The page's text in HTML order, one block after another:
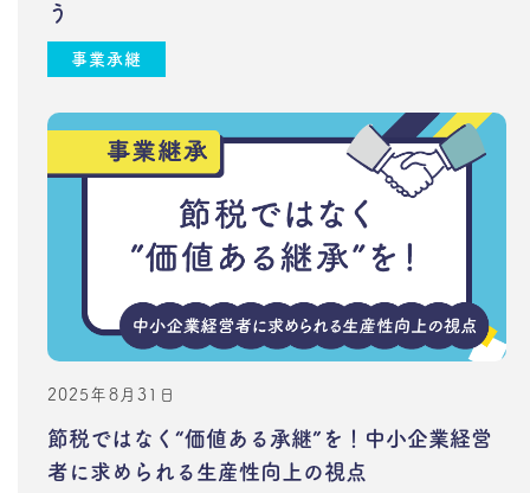
う
事業承継
2025年8月31日
節税ではなく“価値ある承継”を！中小企業経営
者に求められる生産性向上の視点